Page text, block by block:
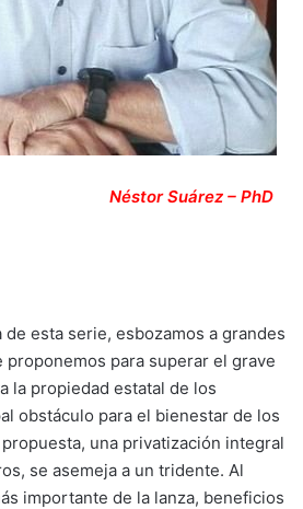
Néstor Suárez – PhD
de esta serie, esbozamos a grandes
proponemos para superar el grave
la propiedad estatal de los
obstáculo para el bienestar de los
una privatización integral
se asemeja a un tridente. Al
importante de la lanza, beneficios